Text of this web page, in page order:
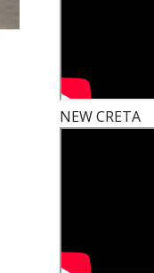
NEW CRETA